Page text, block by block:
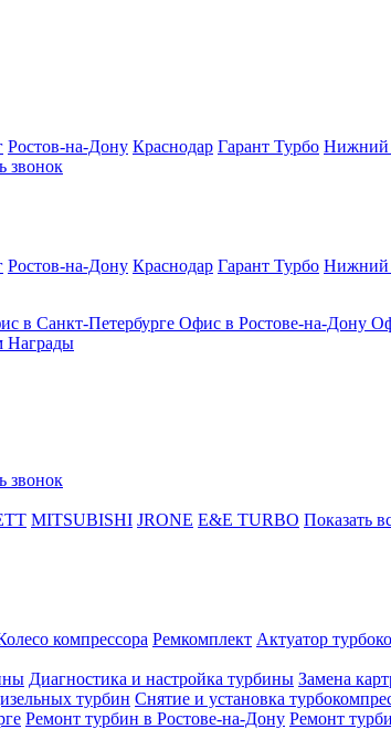
Ростов-на-Дону Краснодар Гарант Турбо Нижний
звонок
Ростов-на-Дону Краснодар Гарант Турбо Нижний
в Санкт-Петербурге Офис в Ростове-на-Дону
Награды
звонок
MITSUBISHI JRONE E&E TURBO Показать
компрессора Ремкомплект Актуатор
Диагностика и настройка турбины Замена
турбин Снятие и установка
Ремонт турбин в Ростове-на-Дону Ремонт